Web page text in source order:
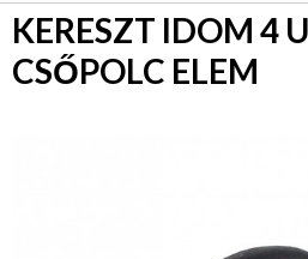
FÜDŐSZOBA
KIEGÉSZÍTŐK
MOBIL
KERESZT IDOM 4
CSŐPOLC ELEM